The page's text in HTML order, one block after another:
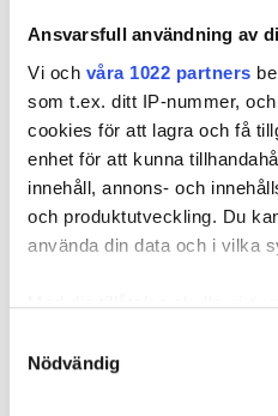
Ansvarsfull användning av
Vi och våra 1022 partners
som t.ex. ditt IP-nummer,
cookies för att lagra och få
enhet för att kunna
innehåll, annons- och
och produktutveckling. Du
använda din data och i vilka
Med din tillåtelse skulle vi
som kan ha en
Nödvändig
Prenumerera på vårt
och bevakningar rakt ner i
REKOMMENDERADE ARTIKLAR